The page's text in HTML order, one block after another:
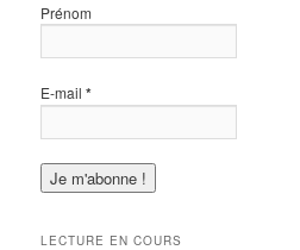
Prénom
E-mail*
LECTURE EN COURS